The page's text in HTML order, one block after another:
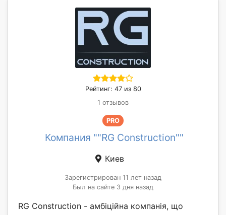
Рейтинг: 47 из 80
1 отзывов
PRO
Компания ""RG Construction""
Киев
Зарегистрирован 11 лет назад
Был на сайте 3 дня назад
RG Construction - амбіційна компанія, що